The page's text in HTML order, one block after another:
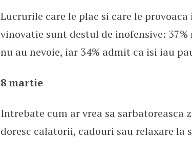
Lucrurile care le plac si care le
vinovatie sunt destul de inofensive:
nu au nevoie, iar 34% admit ca isi iau
8 martie
Intrebate cum ar vrea sa
doresc calatorii, cadouri sau relaxare la